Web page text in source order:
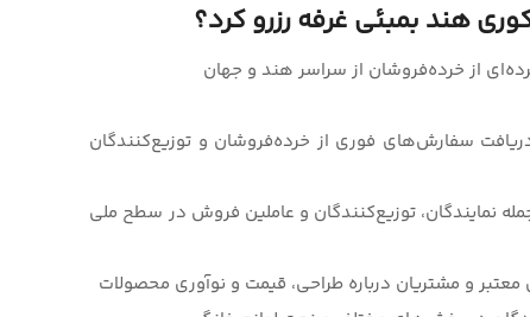
هند بمبئی غرفه رزرو کرد؟
از خرده‌فروشان از سراسر هند و جهان
سفارش‌های فوری از خرده‌فروشان و توزیع‌کنندگان
نمایندگان، توزیع‌کنندگان و عاملین فروش در سطح ملی
و مشتریان درباره طراحی، قیمت و نوآوری محصولات